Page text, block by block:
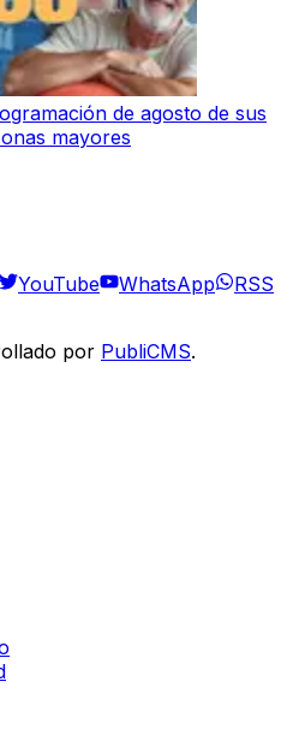
de agosto de sus
mayores
YouTube WhatsApp RSS
por PubliCMS.